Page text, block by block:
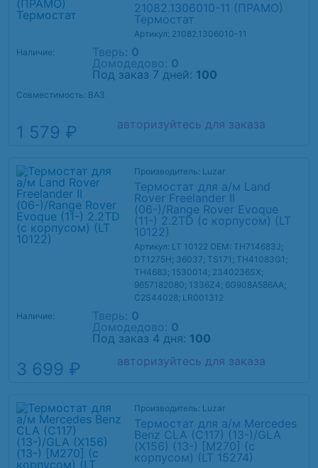
21082.1306010-11 (ПРАМО)
Термостат
Артикул: 21082.1306010-11
Наличие:
Тверь: 0
Домодедово: 0
Под заказ 7 дней: 100
Совместимость: ВАЗ
1 579 ₽ авторизуйтесь для заказа
Производитель: Luzar
Термостат для а/м Land
Rover Freelander II
(06-)/Range Rover Evoque
(11-) 2.2TD (с корпусом) (LT
10122)
Артикул: LT 10122 OEM: TH714683J;
DT1275H; 36037; TS171; TH41083G1;
TH4683; 1530014; 2340236SX;
9657182080; 1336Z4; 6G908A586AA;
C2S44028; LR001312
Наличие:
Тверь: 0
Домодедово: 0
Под заказ 4 дня: 100
3 699 ₽ авторизуйтесь для заказа
Производитель: Luzar
Термостат для а/м Mercedes
Benz СLA (C117) (13-)/GLA
(X156) (13-) [M270] (с
корпусом) (LT 15274)